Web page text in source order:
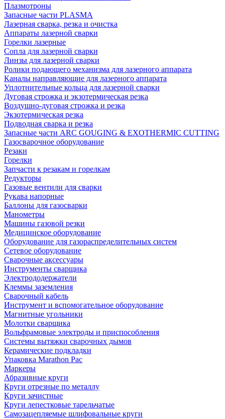
Плазмотроны
Запасные части PLASMA
Лазерная сварка, резка и очистка
Аппараты лазерной сварки
Горелки лазерные
Сопла для лазерной сварки
Линзы для лазерной сварки
Ролики подающего механизма для лазерного аппарата
Каналы направляющие для лазерного аппарата
Уплотнительные кольца для лазерной сварки
Дуговая строжка и экзотермическая резка
Воздушно-дуговая строжка и резка
Экзотермическая резка
Подводная сварка и резка
Запасные части ARC GOUGING & EXOTHERMIC CUTTING
Газосварочное оборудование
Резаки
Горелки
Запчасти к резакам и горелкам
Редукторы
Газовые вентили для сварки
Рукава напорные
Баллоны для газосварки
Манометры
Машины газовой резки
Медицинское оборудование
Оборудование для газораспределительных систем
Сетевое оборудование
Сварочные аксессуары
Инструменты сварщика
Электрододержатели
Клеммы заземления
Сварочный кабель
Инструмент и вспомогательное оборудование
Магнитные угольники
Молотки сварщика
Вольфрамовые электроды и приспособления
Системы вытяжки сварочных дымов
Керамические подкладки
Упаковка Marathon Pac
Маркеры
Абразивные круги
Круги отрезные по металлу
Круги зачистные
Круги лепестковые тарельчатые
Самозацепляемые шлифовальные круги